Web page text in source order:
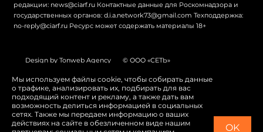
редакции: news@ciarf.ru Контактные данные для Роскомнадзора и
государственных органов: d.i.a.network73@gmail.com Техподдержка:
no-reply@ciarf.ru Ресурс может содержать материалы 18+
Design by Tonweb Agency © ООО «СЕТЬ»
Политика конфиденциальности Карта сайта
Switch to English
Мы используем файлы cookie, чтобы собирать данные
о трафике, анализировать их, подбирать для вас
подходящий контент и рекламу, а также дать вам
возможность делиться информацией в социальных
сетях. Также мы передаем информацию о ваших
действиях на сайте в обезличенном виде нашим
OK